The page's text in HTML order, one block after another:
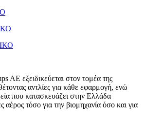
AE εξειδικεύεται στον τομέα της
αντλίες για κάθε εφαρμογή, ενώ
που κατασκευάζει στην Ελλάδα
αέρος τόσο για την βιομηχανία όσο και για